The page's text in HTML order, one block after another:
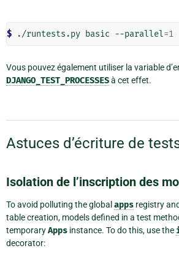
$ ./runtests.py basic --parallel=1
Vous pouvez également utiliser la variable
DJANGO_TEST_PROCESSESà cet effet.
Astuces d’écriture de
Isolation de l’inscription des
To avoid polluting the global apps registry
table creation, models defined in a test
temporaryApps instance. To do this, use the
decorator: